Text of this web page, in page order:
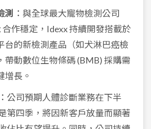
測 ：與全球最大寵物檢測公司
合作穩定，Idexx 持續開發搭載於
台的新檢測產品（如犬淋巴癌檢
帶動數位生物條碼 (BMB) 採購需
增長。
：公司預期人體診斷業務在下半
第四季，將因新客戶放量而顯著